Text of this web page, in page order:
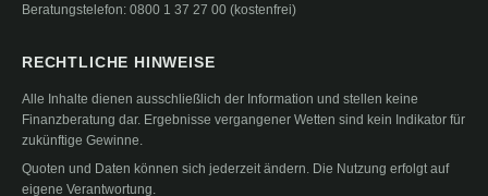
Beratungstelefon: 0800 1 37 27 00 (kostenfrei)
RECHTLICHE HINWEISE
Alle Inhalte dienen ausschließlich der Information und stellen keine
Finanzberatung dar. Ergebnisse vergangener Wetten sind kein Indikator für
zukünftige Gewinne.
Quoten und Daten können sich jederzeit ändern. Die Nutzung erfolgt auf
eigene Verantwortung.